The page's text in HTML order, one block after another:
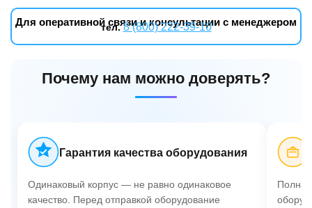
Для оперативной связи и консультации с менеджером
тел. 8 (800) 222-39-10
Почему нам можно доверять?
Гарантия качества оборудования
Одинаковый корпус — не равно одинаковое
качество. Перед отправкой оборудование